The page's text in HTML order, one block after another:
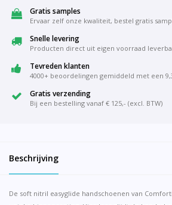
Gratis samples
Ervaar zelf onze kwaliteit, bestel gratis
Snelle levering
Producten direct uit eigen voorraad
Tevreden klanten
4000+ beoordelingen gemiddeld met een
Gratis verzending
Bij een bestelling vanaf € 125,- (excl. BTW)
Beschrijving
De soft nitril easyglide handschoenen van